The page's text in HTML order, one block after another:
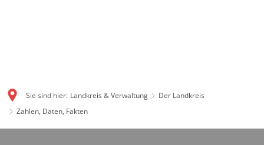
Sie sind hier: Landkreis & Verwaltung
Der Landkreis
Zahlen, Daten, Fakten